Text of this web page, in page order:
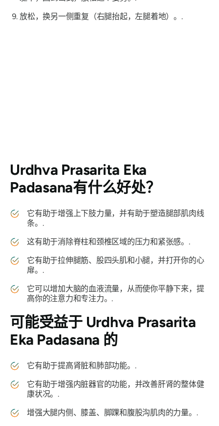
放松，换另一侧重复（右腿抬起，左腿着地）。.
Urdhva Prasarita Eka
Padasana有什么好处？
它有助于增强上下肢力量，并有助于塑造腿部肌肉线
条。.
这有助于消除脊柱和颈椎区域的压力和紧张感。.
它有助于拉伸腿筋、股四头肌和小腿，并打开你的心
扉。.
它可以增加大脑的血液流量，从而使你平静下来，提
高你的注意力和专注力。.
可能受益于 Urdhva Prasarita
Eka Padasana 的
它有助于提高肾脏和肺部功能。.
它有助于增强内脏器官的功能，并改善肝肾的整体健
康状况。.
增强大腿内侧、膝盖、脚踝和腹股沟肌肉的力量。.